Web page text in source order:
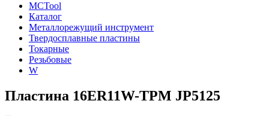
MCTool
Каталог
Металлорежущий инструмент
Твердосплавные пластины
Токарные
Резьбовые
W
Пластина 16ER11W-TPM JP5125